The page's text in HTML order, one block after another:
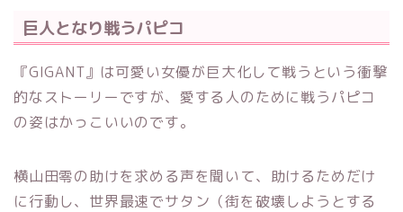
巨人となり戦うパピコ
『GIGANT』は可愛い女優が巨大化して戦うという衝撃
的なストーリーですが、愛する人のために戦うパピコ
の姿はかっこいいのです。
横山田零の助けを求める声を聞いて、助けるためだけ
に行動し、世界最速でサタン（街を破壊しようとする